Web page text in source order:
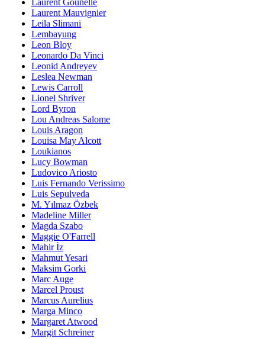
Laurent Gounelle
Laurent Mauvignier
Leila Slimani
Lembayung
Leon Bloy
Leonardo Da Vinci
Leonid Andreyev
Leslea Newman
Lewis Carroll
Lionel Shriver
Lord Byron
Lou Andreas Salome
Louis Aragon
Louisa May Alcott
Loukianos
Lucy Bowman
Ludovico Ariosto
Luis Fernando Verissimo
Luis Sepulveda
M. Yılmaz Özbek
Madeline Miller
Magda Szabo
Maggie O'Farrell
Mahir İz
Mahmut Yesari
Maksim Gorki
Marc Auge
Marcel Proust
Marcus Aurelius
Marga Minco
Margaret Atwood
Margit Schreiner